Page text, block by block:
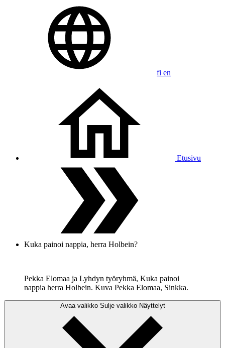
fi en
Etusivu
Kuka painoi nappia, herra Holbein?
Pekka Elomaa ja Lyhdyn työryhmä, Kuka painoi
nappia herra Holbein. Kuva Pekka Elomaa, Sinkka.
Avaa valikko Sulje valikko Näyttelyt